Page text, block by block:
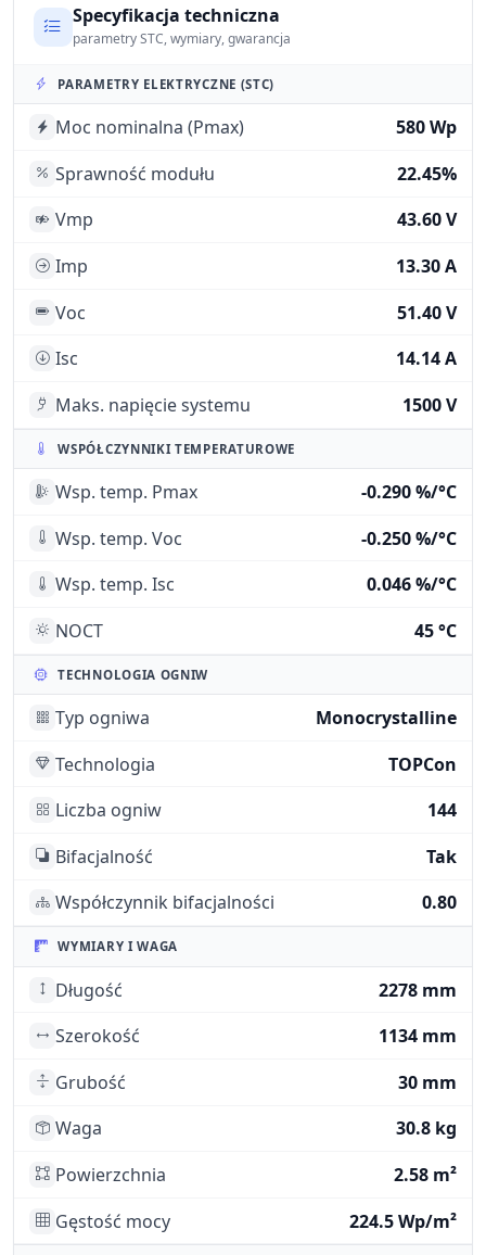
Specyfikacja techniczna
parametry STC, wymiary, gwarancja
PARAMETRY ELEKTRYCZNE (STC)
Moc nominalna (Pmax)
580 Wp
Sprawność modułu
22.45%
Vmp
43.60 V
Imp
13.30 A
Voc
51.40 V
Isc
14.14 A
Maks. napięcie systemu
1500 V
WSPÓŁCZYNNIKI TEMPERATUROWE
Wsp. temp. Pmax
-0.290 %/°C
Wsp. temp. Voc
-0.250 %/°C
Wsp. temp. Isc
0.046 %/°C
NOCT
45 °C
TECHNOLOGIA OGNIW
Typ ogniwa
Monocrystalline
Technologia
TOPCon
Liczba ogniw
144
Bifacjalność
Tak
Współczynnik bifacjalności
0.80
WYMIARY I WAGA
Długość
2278 mm
Szerokość
1134 mm
Grubość
30 mm
Waga
30.8 kg
Powierzchnia
2.58 m²
Gęstość mocy
224.5 Wp/m²